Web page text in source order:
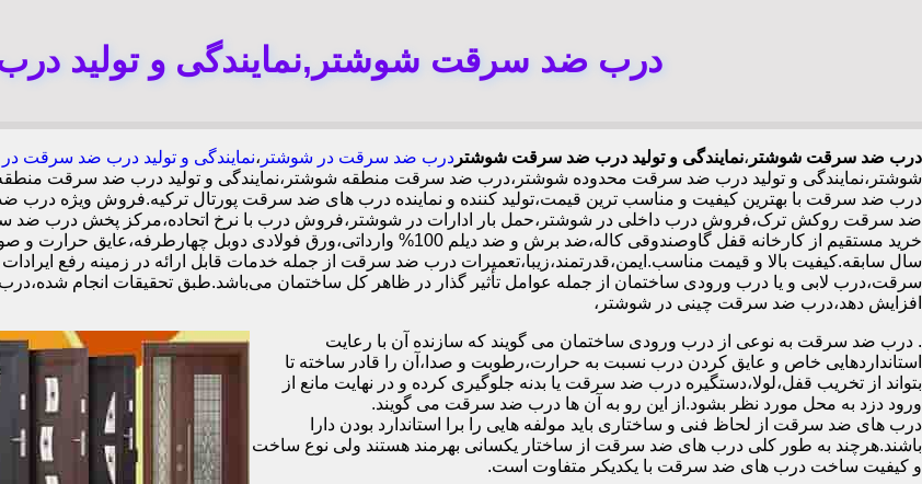
درب ضد سرقت شوشتر,نمایندگی و تولید
درب ضد سرقت شوشتر ،نمایندگی و تولید درب ضد سرقت شوشتر درب ضد سرقت در شوشتر ،نمایندگی و تولید درب ضد سرقت
شوشتر،نمایندگی و تولید درب ضد سرقت محدوده شوشتر،درب ضد سرقت منطقه شوشتر،نمایندگی و تولید درب ضد سرقت
درب ضد سرقت با بهترین کیفیت و مناسب ترین قیمت،تولید کننده و نماینده درب های ضد سرقت پورتال ترکیه.فروش ویژه
ضد سرقت روکش ترک،فروش درب داخلی در شوشتر،حمل بار ادارات در شوشتر،فروش درب با نرخ اتحاده،مرکز پخش درب
سال سابقه.کیفیت بالا و قیمت مناسب.ایمن،قدرتمند،زیبا،تعمیرات درب ضد سرقت از جمله خدمات قابل ارائه در زمینه رفع
افزایش دهد،درب ضد سرقت چینی در شوشتر،
. درب ضد سرقت به نوعی از درب ورودی ساختمان می گویند که سازنده آن با رعایت
استانداردهایی خاص و عایق کردن درب نسبت به حرارت،رطوبت و صدا،آن را قادر ساخته تا
بتواند از تخریب قفل،لولا،دستگیره درب ضد سرقت یا بدنه جلوگیری کرده و در نهایت مانع از
ورود دزد به محل مورد نظر بشود.از این رو به آن ها درب ضد سرقت می گویند.
درب های ضد سرقت از لحاظ فنی و ساختاری باید مولفه هایی را برا استاندارد بودن دارا
باشند.هرچند به طور کلی درب های ضد سرقت از ساختار یکسانی بهرمند هستند ولی نوع ساخت
و کیفیت ساخت درب های ضد سرقت با یکدیکر متفاوت است.